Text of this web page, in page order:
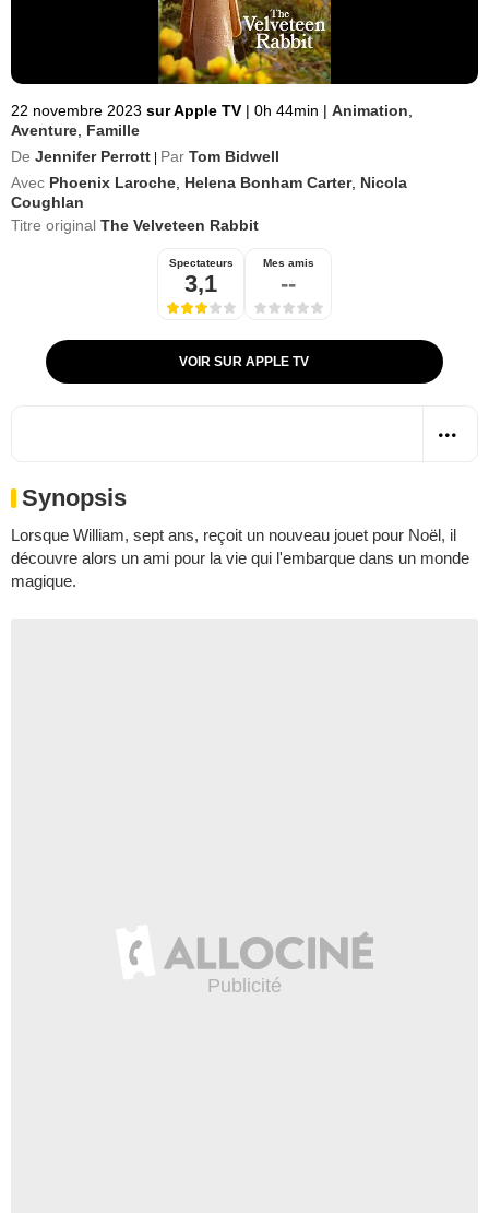
22 novembre 2023 sur Apple TV | 0h 44min | Animation
Aventure Famille
De Jennifer Perrott Par Tom Bidwell
Avec Phoenix Laroche Helena Bonham Carter, Nicola
Coughlan
Titre original The Velveteen Rabbit
Spectateurs
3,1
Mes amis
--
VOIR SUR APPLE TV
Synopsis
Lorsque William, sept ans, reçoit un nouveau jouet pour Noël, il
découvre alors un ami pour la vie qui l'embarque dans un monde
magique.